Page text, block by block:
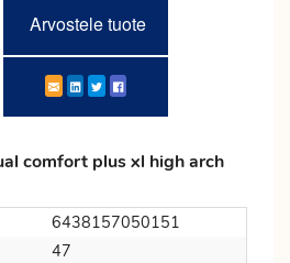
Arvostele tuote
comfort plus xl high arch
6438157050151
47